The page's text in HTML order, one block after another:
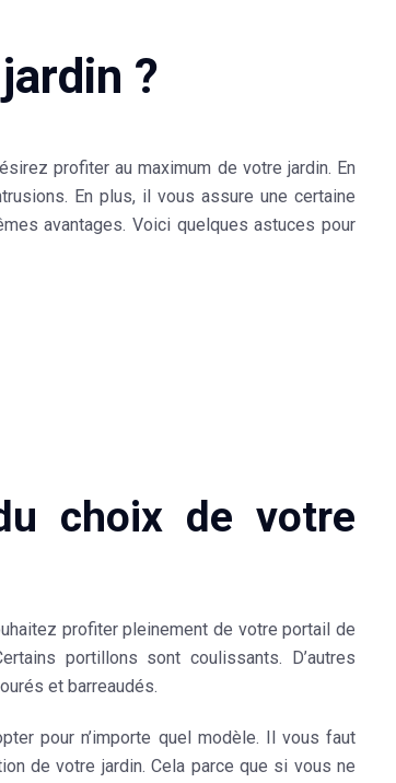
?
profiter au maximum de votre jardin. En
En plus, il vous assure une certaine
avantages. Voici quelques astuces pour
choix de votre
profiter pleinement de votre portail de
portillons sontcoulissants. D’autres
et barreaudés.
pour n’importe quel modèle. Il vous faut
de votre jardin. Cela parce que si vous ne